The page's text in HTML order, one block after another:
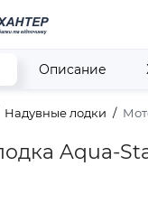
Надувные лодки
Aqua-
Описание